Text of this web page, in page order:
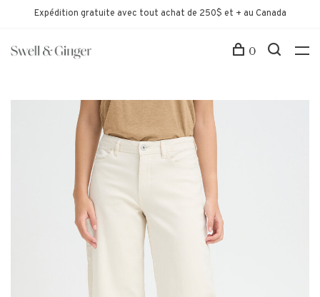
Expédition gratuite avec tout achat de 250$ et + au Canada
0